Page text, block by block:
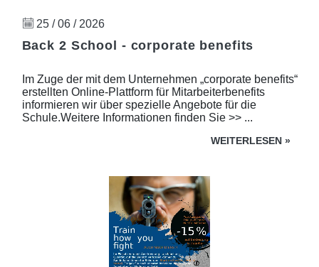
25 / 06 / 2026
Back 2 School - corporate benefits
Im Zuge der mit dem Unternehmen „corporate benefits“
erstellten Online-Plattform für Mitarbeiterbenefits
informieren wir über spezielle Angebote für die
Schule.Weitere Informationen finden Sie >> ...
WEITERLESEN »